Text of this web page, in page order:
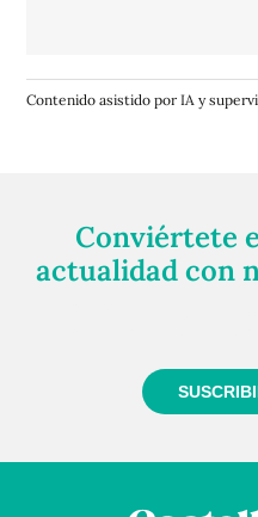
Contenido asistido por IA y
Conviértete
actualidad con